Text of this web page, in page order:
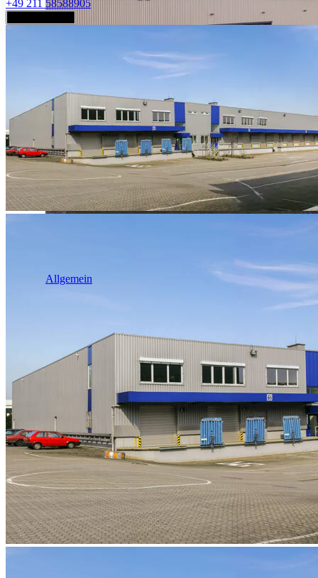
Allgemein
+49 211 58588905